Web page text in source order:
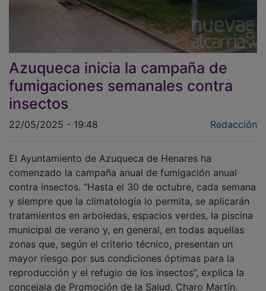
Azuqueca inicia la campaña de
fumigaciones semanales contra
insectos
comenzado la campaña anual de fumigación anual
contra insectos. “Hasta el 30 de octubre, cada semana
y siempre que la climatología lo permita, se aplicarán
tratamientos en arboledas, espacios verdes, la piscina
municipal de verano y, en general, en todas aquellas
zonas que, según el criterio técnico, presentan un
mayor riesgo por sus condiciones óptimas para la
reproducción y el refugio de los insectos”, explica la
concejala de Promoción de la Salud, Charo Martín.